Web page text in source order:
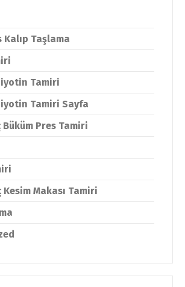
Taşlama
Tamiri
Tamiri Sayfa
Pres Tamiri
Makası Tamiri